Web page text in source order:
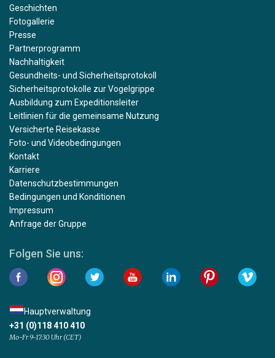
Geschichten
Fotogallerie
Presse
Partnerprogramm
Nachhaltigkeit
Gesundheits- und Sicherheitsprotokoll
Sicherheitsprotokolle zur Vogelgrippe
Ausbildung zum Expeditionsleiter
Leitlinien für die gemeinsame Nutzung
Versicherte Reisekasse
Foto- und Videobedingungen
Kontakt
Karriere
Datenschutzbestimmungen
Bedingungen und Konditionen
Impressum
Anfrage der Gruppe
Folgen Sie uns:
Hauptverwaltung
+31 (0)118 410 410
Mo-Fr 9-17:30 Uhr (CET)